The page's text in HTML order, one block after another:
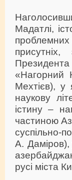
Мадатлі,
проблемних
«Нагорний
Мехтієв), у
наукову
істину –
частиною
суспільно-
А. Даміров),
русі міста